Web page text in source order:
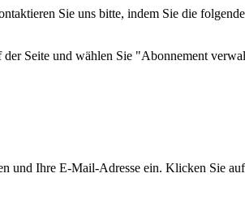
Sie uns bitte, indem Sie die
Seite und wählen Sie "Abonnement
und Ihre E-Mail-Adresse ein. Klicken Sie